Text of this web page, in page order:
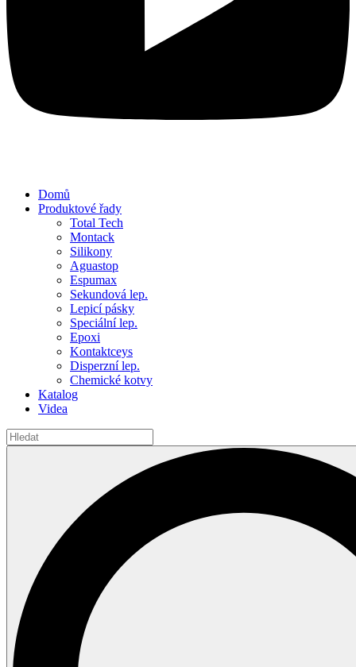
Domů
Produktové řady
Total Tech
Montack
Silikony
Aguastop
Espumax
Sekundová lep.
Lepicí pásky
Speciální lep.
Epoxi
Kontaktceys
Disperzní lep.
Chemické kotvy
Katalog
Videa